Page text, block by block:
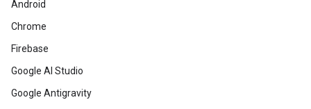
Android
Chrome
Firebase
Google AI Studio
Google Antigravity